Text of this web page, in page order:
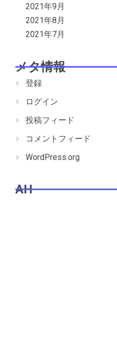
2021年9月
2021年8月
2021年7月
メタ情報
登録
ログイン
投稿フィード
コメントフィード
WordPress.org
AH